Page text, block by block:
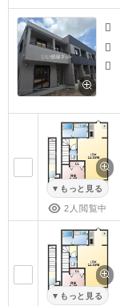
もっと見る
2人閲覧中
もっと見る